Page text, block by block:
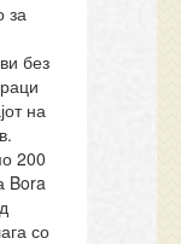
за
без
на
200
Bora
со